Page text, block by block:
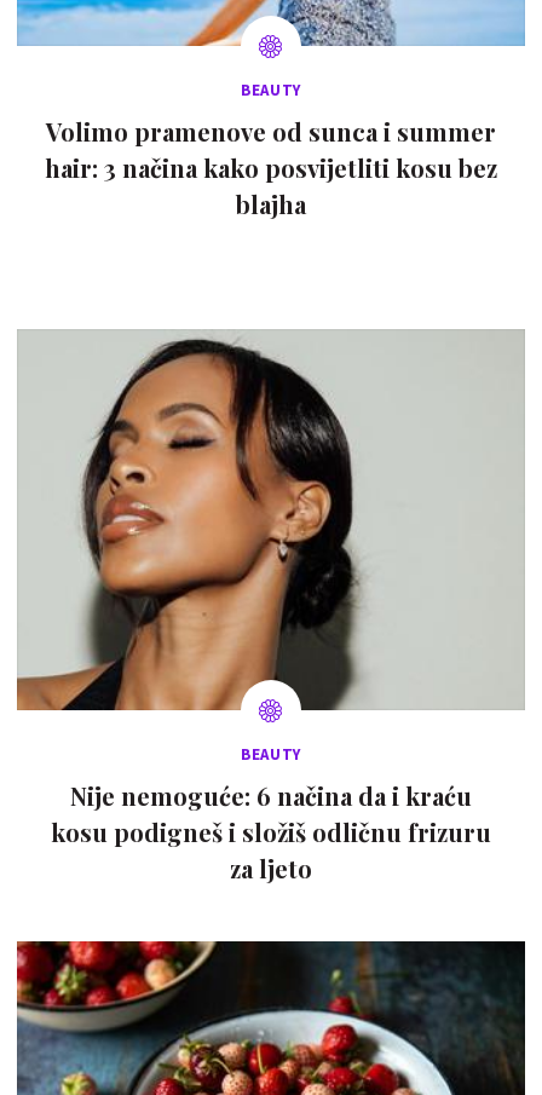
BEAUTY
Volimo pramenove od sunca i summer
hair: 3 načina kako posvijetliti kosu bez
blajha
BEAUTY
Nije nemoguće: 6 načina da i kraću
kosu podigneš i složiš odličnu frizuru
za ljeto